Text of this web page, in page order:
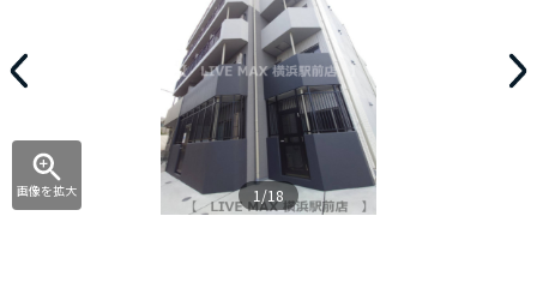
画像を拡大 1/18